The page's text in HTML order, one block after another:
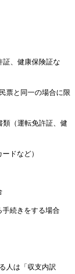
証、健康保険証な
と同一の場合に限
類（運転免許証、健
ドなど）
続きをする場合
人は「収支内訳